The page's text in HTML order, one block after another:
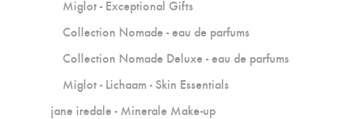
Miglot - Exceptional Gifts
Collection Nomade - eau de parfums
Collection Nomade Deluxe - eau de parfums
Miglot - Lichaam - Skin Essentials
jane iredale - Minerale Make-up